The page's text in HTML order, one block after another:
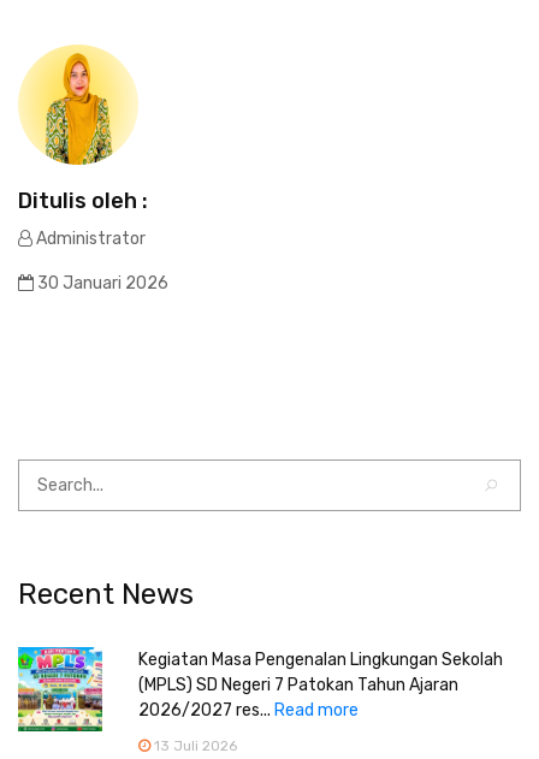
Ditulis oleh :
Administrator
30 Januari 2026
Recent News
Kegiatan Masa Pengenalan Lingkungan Sekolah
(MPLS) SD Negeri 7 Patokan Tahun Ajaran
2026/2027 res... Read more
13 Juli 2026